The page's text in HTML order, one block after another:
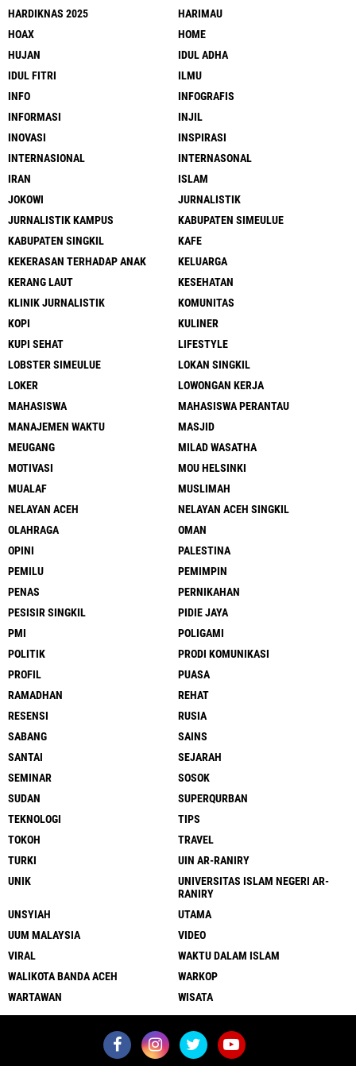
HARDIKNAS 2025
HARIMAU
HOAX
HOME
HUJAN
IDUL ADHA
IDUL FITRI
ILMU
INFO
INFOGRAFIS
INFORMASI
INJIL
INOVASI
INSPIRASI
INTERNASIONAL
INTERNASONAL
IRAN
ISLAM
JOKOWI
JURNALISTIK
JURNALISTIK KAMPUS
KABUPATEN SIMEULUE
KABUPATEN SINGKIL
KAFE
KEKERASAN TERHADAP ANAK
KELUARGA
KERANG LAUT
KESEHATAN
KLINIK JURNALISTIK
KOMUNITAS
KOPI
KULINER
KUPI SEHAT
LIFESTYLE
LOBSTER SIMEULUE
LOKAN SINGKIL
LOKER
LOWONGAN KERJA
MAHASISWA
MAHASISWA PERANTAU
MANAJEMEN WAKTU
MASJID
MEUGANG
MILAD WASATHA
MOTIVASI
MOU HELSINKI
MUALAF
MUSLIMAH
NELAYAN ACEH
NELAYAN ACEH SINGKIL
OLAHRAGA
OMAN
OPINI
PALESTINA
PEMILU
PEMIMPIN
PENAS
PERNIKAHAN
PESISIR SINGKIL
PIDIE JAYA
PMI
POLIGAMI
POLITIK
PRODI KOMUNIKASI
PROFIL
PUASA
RAMADHAN
REHAT
RESENSI
RUSIA
SABANG
SAINS
SANTAI
SEJARAH
SEMINAR
SOSOK
SUDAN
SUPERQURBAN
TEKNOLOGI
TIPS
TOKOH
TRAVEL
TURKI
UIN AR-RANIRY
UNIK
UNIVERSITAS ISLAM NEGERI AR-
RANIRY
UNSYIAH
UTAMA
UUM MALAYSIA
VIDEO
VIRAL
WAKTU DALAM ISLAM
WALIKOTA BANDA ACEH
WARKOP
WARTAWAN
WISATA